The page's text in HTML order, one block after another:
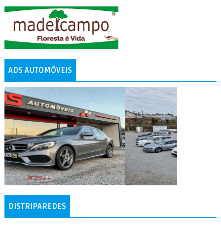
ADS AUTOMÓVEIS
DISTRIPAREDES